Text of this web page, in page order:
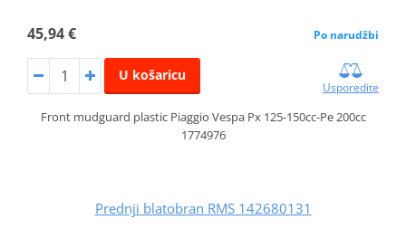
45,94 € Po narudžbi
U košaricu
Usporedite
Front mudguard plastic Piaggio Vespa Px 125-150cc-Pe 200cc
1774976
Prednji blatobran RMS 142680131